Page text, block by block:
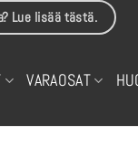
Lue lisää tästä.
VARAOSAT